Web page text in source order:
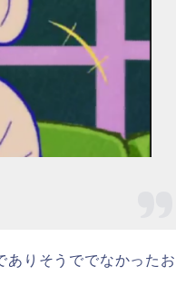
ありそうででなかったお